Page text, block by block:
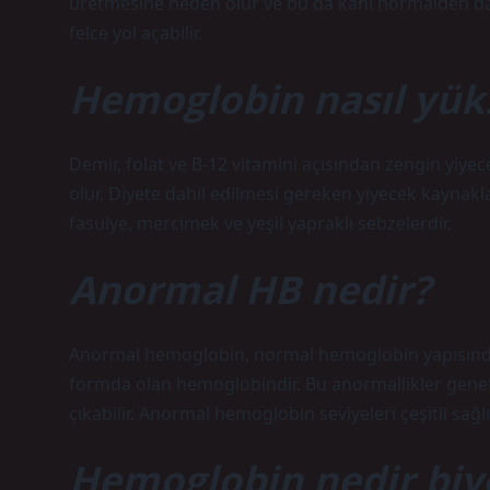
felce yol açabilir.
Hemoglobin nasıl
Demir, folat ve B-12 vitamini açısından zengin
olur. Diyete dahil edilmesi gereken yiyecek
fasulye, mercimek ve yeşil yapraklı sebzelerdir.
Anormal HB nedir?
Anormal hemoglobin, normal hemoglobin
formda olan hemoglobindir. Bu anormallikler
çıkabilir. Anormal hemoglobin seviyeleri çeşitli
Hemoglobin nedir